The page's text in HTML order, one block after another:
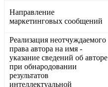
Направление
маркетинговых сообщений
Реализация неотчуждаемого
права автора на имя -
указание сведений об авторе
при обнародовании
результатов
интеллектуальной